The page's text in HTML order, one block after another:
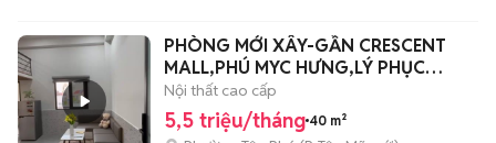
PHÒNG MỚI XÂY-GẦN CRESCENT
MALL,PHÚ MYC HƯNG,LÝ PHỤC
MAN,LOTTE,TDTU
Nội thất cao cấp
5,5 triệu/tháng 40 m²